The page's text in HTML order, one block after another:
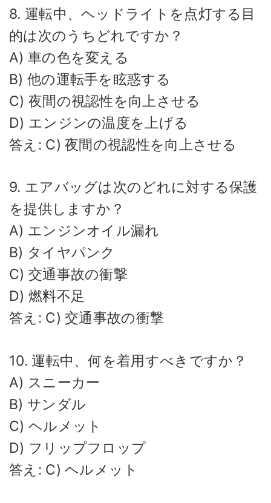
8. 運転中、ヘッドライトを点灯する目
的は次のうちどれですか？
A) 車の色を変える
B) 他の運転手を眩惑する
C) 夜間の視認性を向上させる
D) エンジンの温度を上げる
答え: C) 夜間の視認性を向上させる
9. エアバッグは次のどれに対する保護
を提供しますか？
A) エンジンオイル漏れ
B) タイヤパンク
C) 交通事故の衝撃
D) 燃料不足
答え: C) 交通事故の衝撃
10. 運転中、何を着用すべきですか？
A) スニーカー
B) サンダル
C) ヘルメット
D) フリップフロップ
答え: C) ヘルメット